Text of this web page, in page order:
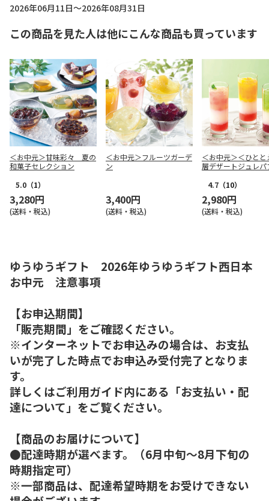
2026年06月11日～2026年08月31日
この商品を見た人は他にこんな商品も買っています
＜お中元＞甘味彩々 夏の
和菓子セレクション
5.0 （1）
3,280円
(送料・税込)
＜お中元＞フルーツガーデ
ン
3,400円
(送料・税込)
＜お中元＞＜ひとと
層デザートジュレパ
4.7 （10）
2,980円
(送料・税込)
ゆうゆうギフト 2026年ゆうゆうギフト西日本
お中元 注意事項
【お申込期間】
「販売期間」をご確認ください。
※インターネットでお申込みの場合は、お支払
いが完了した時点でお申込み受付完了となりま
す。
詳しくはご利用ガイド内にある「お支払い・配
達について」をご覧ください。
【商品のお届けについて】
●配達時期が選べます。（6月中旬～8月下旬の
時期指定可）
※一部商品は、配達希望時期をお受けできない